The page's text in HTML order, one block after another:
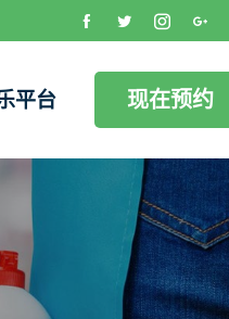
平台 现在预约